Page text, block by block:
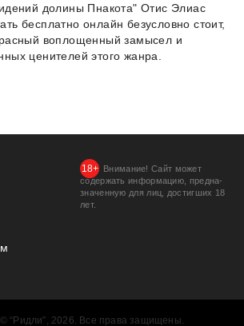
долины Пнакота" Отис Элиас
бесплатно онлайн безусловно стоит,
воплощенный замысел и
ценителей этого жанра.
Внимание! Сайт может
содержать информацию, предна­
значенную для лиц, дости­гших 18
лет.
© “Ридли”, 2026. Все права защищены.